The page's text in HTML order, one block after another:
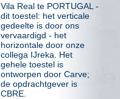
Vila Real te PORTUGAL -
dit toestel: het verticale
gedeelte is door ons
vervaardigd - het
horizontale door onze
collega IJreka. Het
gehele toestel is
ontworpen door Carve;
de opdrachtgever is
CBRE.